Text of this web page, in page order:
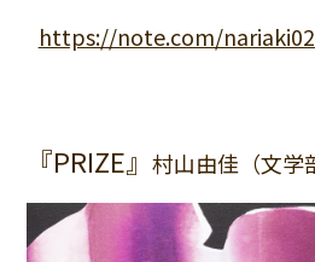
https://note.com/
『PRIZE』村山由佳（文学